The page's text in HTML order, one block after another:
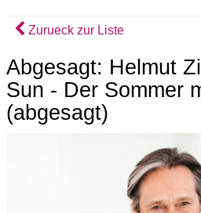
Zurueck zur Liste
Abgesagt: Helmut
Sun - Der Sommer
(abgesagt)